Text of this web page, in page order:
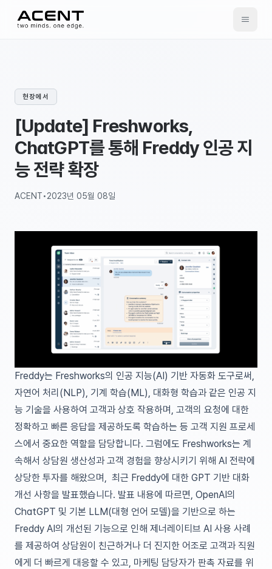
ACENT
현장에서
[Update] Freshworks,
ChatGPT를 통해 Freddy 인공 지
능 전략 확장
ACENT•2023년 05월 08일
Freddy는 Freshworks의 인공 지능(AI) 기반 자동화 도구로써,
자연어 처리(NLP), 기계 학습(ML), 대화형 학습과 같은 인공 지
능 기술을 사용하여 고객과 상호 작용하며, 고객의 요청에 대한
정확하고 빠른 응답을 제공하도록 학습하는 등 고객 지원 프로세
스에서 중요한 역할을 담당합니다. 그럼에도 Freshworks는 계
속해서 상담원 생산성과 고객 경험을 향상시키기 위해 AI 전략에
상당한 투자를 해왔으며, 최근 Freddy에 대한 GPT 기반 대화
개선 사항을 발표했습니다. 발표 내용에 따르면, OpenAI의
ChatGPT 및 기본 LLM(대형 언어 모델)을 기반으로 하는
Freddy AI의 개선된 기능으로 인해 제너레이티브 AI 사용 사례
를 제공하여 상담원이 친근하거나 더 진지한 어조로 고객과 직원
에게 더 빠르게 대응할 수 있고, 마케팅 담당자가 판촉 자료를 위